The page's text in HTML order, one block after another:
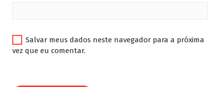
Salvar meus dados neste navegador para a próxima
vez que eu comentar.